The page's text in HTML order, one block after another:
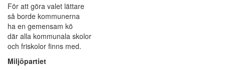
För att göra valet lättare
så borde kommunerna
ha en gemensam kö
där alla kommunala skolor
och friskolor finns med.
Miljöpartiet